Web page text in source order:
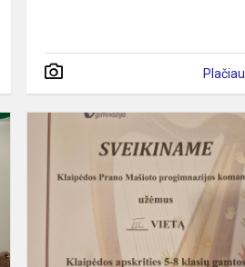
Plačiau
Konkursas